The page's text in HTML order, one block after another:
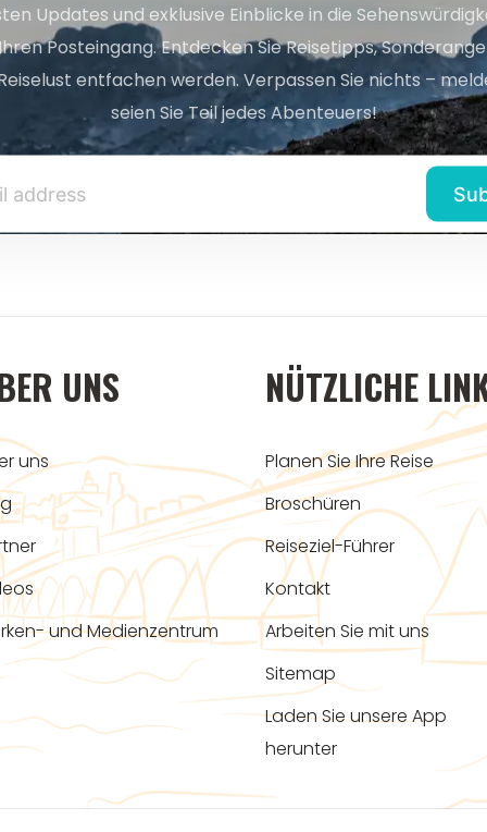
Updates und exklusive Einblicke in die
Posteingang. Entdecken Sie Reisetipps,
entfachen werden. Verpassen Sie nichts –
seien Sie Teil jedes Abenteuers!
UNS
uns
und Medienzentrum
NÜTZLICHE
Planen Sie Ihre Reise
Broschüren
Reiseziel-Führer
Kontakt
Arbeiten Sie mit uns
Sitemap
Laden Sie unsere App
herunter